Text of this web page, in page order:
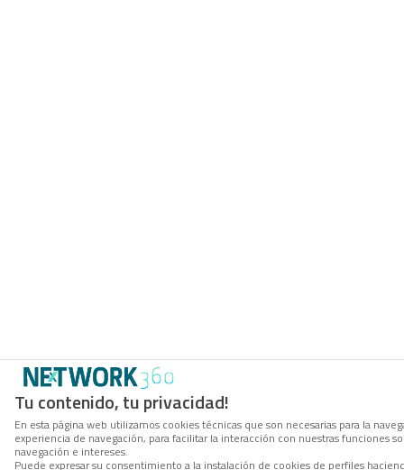
Tu contenido, tu privacidad!
En esta página web utilizamos cookies técnicas que son necesarias para la
experiencia de navegación, para facilitar la interacción con nuestras funciones
navegación e intereses.
Puede expresar su consentimiento a la instalación de cookies de perfiles